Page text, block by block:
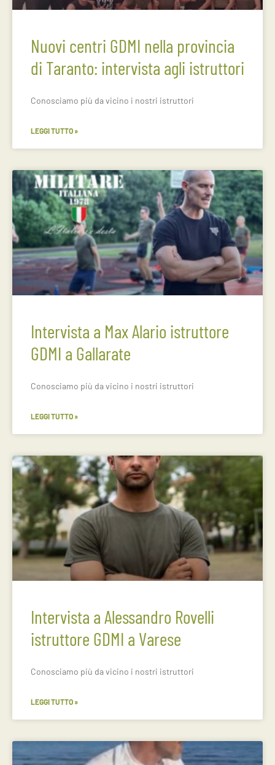
Nuovi centri GDMI nella provincia
di Taranto: intervista agli istruttori
Conosciamo più da vicino i nostri istruttori
LEGGI TUTTO »
Intervista a Max Alario istruttore
GDMI a Gallarate
Conosciamo più da vicino i nostri istruttori
LEGGI TUTTO »
Intervista a Alessandro Rovelli
istruttore GDMI a Varese
Conosciamo più da vicino i nostri istruttori
LEGGI TUTTO »